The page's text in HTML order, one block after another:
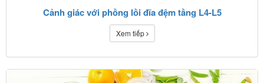
Cảnh giác với phồng lồi đĩa đệm tầng L4-L5
Xem tiếp